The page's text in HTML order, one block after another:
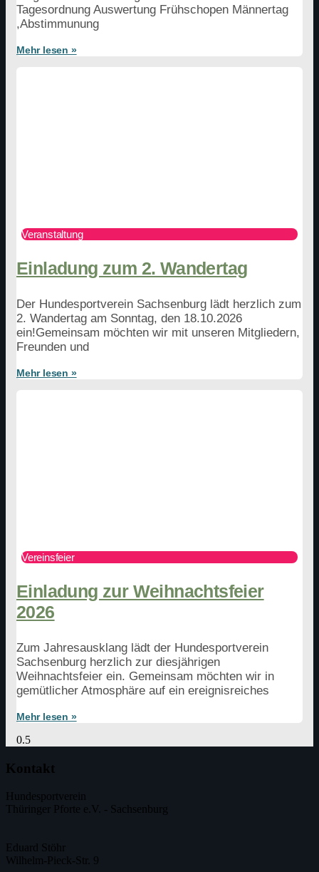
Tagesordnung Auswertung Frühschopen Männertag
,Abstimmunung
Mehr lesen »
Veranstaltung
Einladung zum 2. Wandertag
Der Hundesportverein Sachsenburg lädt herzlich zum
2. Wandertag am Sonntag, den 18.10.2026
ein!Gemeinsam möchten wir mit unseren Mitgliedern,
Freunden und
Mehr lesen »
Vereinsfeier
Einladung zur Weihnachtsfeier
2026
Zum Jahresausklang lädt der Hundesportverein
Sachsenburg herzlich zur diesjährigen
Weihnachtsfeier ein. Gemeinsam möchten wir in
gemütlicher Atmosphäre auf ein ereignisreiches
Mehr lesen »
Kontakt
Hundesportverein
Thüringer Pforte e.V. - Sachsenburg
Eduard Stöhr
Wilhelm-Pieck-Str. 9